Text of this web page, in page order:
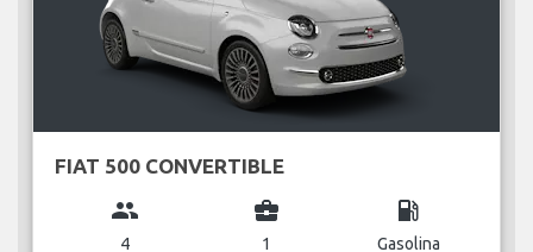
FIAT 500 CONVERTIBLE
group
4
business_center
1
local_gas_station
Gasolina